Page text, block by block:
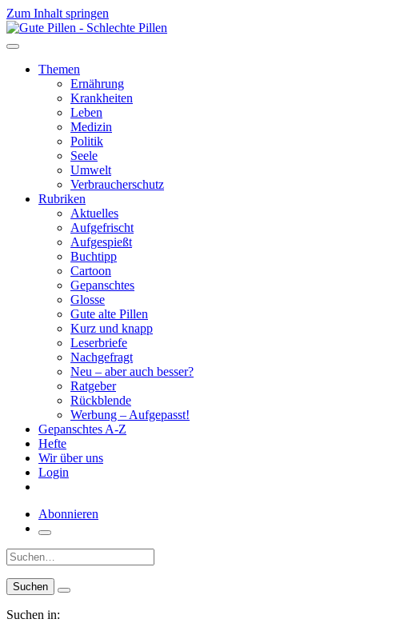
Zum Inhalt springen
Themen
Ernährung
Krankheiten
Leben
Medizin
Politik
Seele
Umwelt
Verbraucherschutz
Rubriken
Aktuelles
Aufgefrischt
Aufgespießt
Buchtipp
Cartoon
Gepanschtes
Glosse
Gute alte Pillen
Kurz und knapp
Leserbriefe
Nachgefragt
Neu – aber auch besser?
Ratgeber
Rückblende
Werbung – Aufgepasst!
Gepanschtes A-Z
Hefte
Wir über uns
Login
Abonnieren
Suche:
Suchen in: